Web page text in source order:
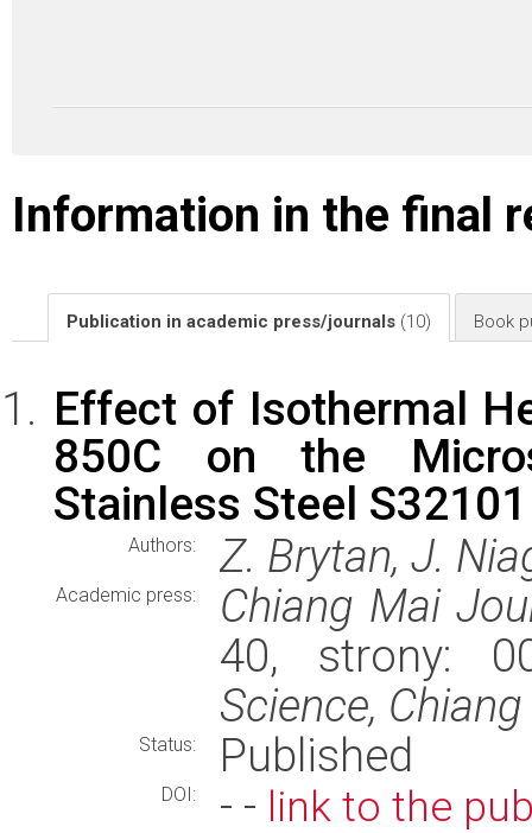
Information in the final
Publication in academic press/journals (10) Book
Effect of Isothermal
850C on the
Stainless Steel
Authors: Z. Brytan, J.
Academic press:
Chiang Mai
40, strony:
Science,
Status: Published
DOI: - - link to the